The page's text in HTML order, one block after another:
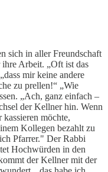
sich in aller Freundschaft
Arbeit. „Oft ist das
mir keine andere
zu prellen!“ „Wie
„Ach, ganz einfach –
der Kellner hin. Wenn
möchte,
Kollegen bezahlt zu
Pfarrer." Der Rabbi
Hochwürden in den
der Kellner mit der